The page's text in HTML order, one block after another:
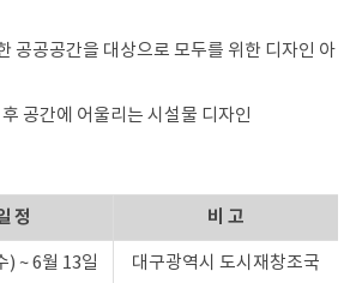
공공공간을 대상으로 모두를 위한 디자인 아
공간에 어울리는 시설물 디자인
정 비 고
) ~ 6월 13일
대구광역시 도시재창조국